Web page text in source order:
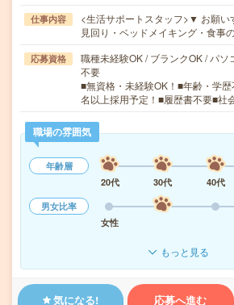
仕事内容
<生活サポートスタッフ>▼ お願
見回り・ベッドメイキング・食事
応募資格
職種未経験OK / ブランクOK / パソ
不要
■無資格・未経験OK！■年齢・学
名以上採用予定！■履歴書不要■社
職場の雰囲気
年齢層
20代
30代 40代
男女比率
女性
もっと見る
気になる! 応募へ進む